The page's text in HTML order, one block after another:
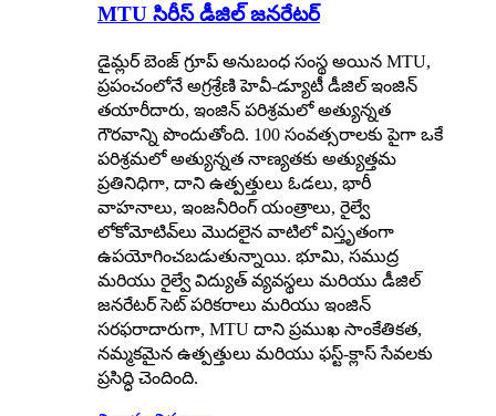
MTU సిరీస్ డీజిల్ జనరేటర్
డైమ్లర్ బెంజ్ గ్రూప్ అనుబంధ సంస్థ అయిన MTU,
ప్రపంచంలోనే అగ్రశ్రేణి హెవీ-డ్యూటీ డీజిల్ ఇంజిన్
తయారీదారు, ఇంజిన్ పరిశ్రమలో అత్యున్నత
గౌరవాన్ని పొందుతోంది. 100 సంవత్సరాలకు పైగా ఒకే
పరిశ్రమలో అత్యున్నత నాణ్యతకు అత్యుత్తమ
ప్రతినిధిగా, దాని ఉత్పత్తులు ఓడలు, భారీ
వాహనాలు, ఇంజనీరింగ్ యంత్రాలు, రైల్వే
లోకోమోటివ్‌లు మొదలైన వాటిలో విస్తృతంగా
ఉపయోగించబడుతున్నాయి. భూమి, సముద్ర
మరియు రైల్వే విద్యుత్ వ్యవస్థలు మరియు డీజిల్
జనరేటర్ సెట్ పరికరాలు మరియు ఇంజిన్
సరఫరాదారుగా, MTU దాని ప్రముఖ సాంకేతికత,
నమ్మకమైన ఉత్పత్తులు మరియు ఫస్ట్-క్లాస్ సేవలకు
ప్రసిద్ధి చెందింది.